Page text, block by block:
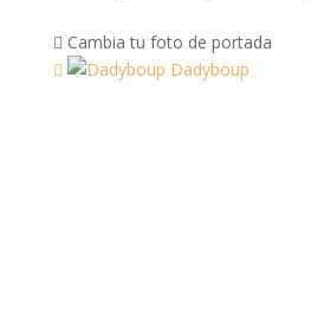
Cambia tu foto de portada